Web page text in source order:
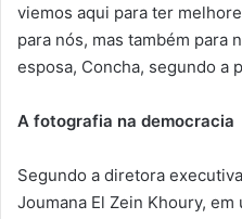
viemos aqui para ter
para nós, mas também para
esposa, Concha, segundo a
A fotografia na democracia
Segundo a diretora
Joumana El Zein Khoury,